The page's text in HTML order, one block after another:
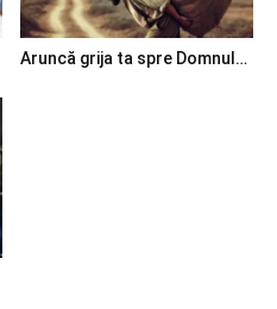
Aruncă grija ta spre Domnul…